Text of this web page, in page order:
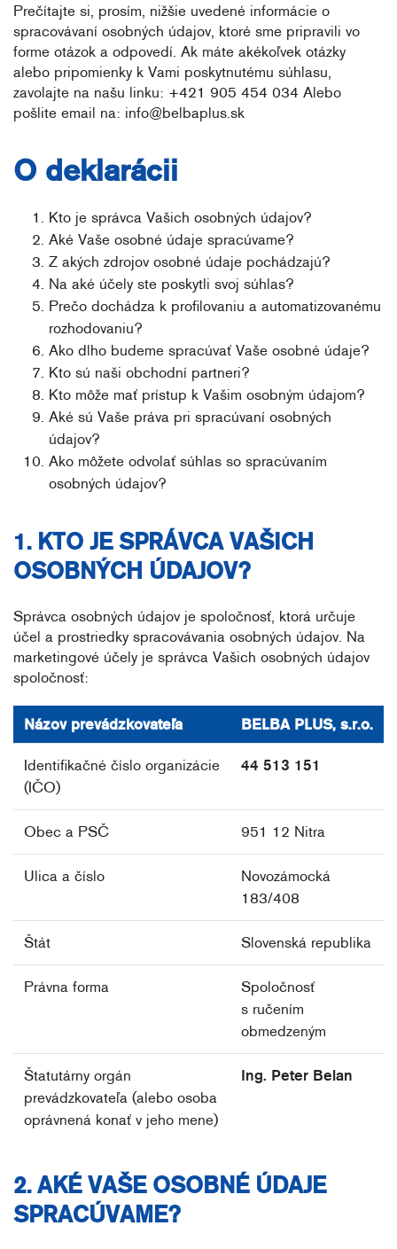
Prečítajte si, prosím, nižšie uvedené informácie o
spracovávaní osobných údajov, ktoré sme pripravili vo
forme otázok a odpovedí. Ak máte akékoľvek otázky
alebo pripomienky k Vami poskytnutému súhlasu,
zavolajte na našu linku: +421 905 454 034 Alebo
pošlite email na: info@belbaplus.sk
O deklarácii
Kto je správca Vašich osobných údajov?
Aké Vaše osobné údaje spracúvame?
Z akých zdrojov osobné údaje pochádzajú?
Na aké účely ste poskytli svoj súhlas?
Prečo dochádza k profilovaniu a automatizovanému
rozhodovaniu?
Ako dlho budeme spracúvať Vaše osobné údaje?
Kto sú naši obchodní partneri?
Kto môže mať prístup k Vašim osobným údajom?
Aké sú Vaše práva pri spracúvaní osobných
údajov?
Ako môžete odvolať súhlas so spracúvaním
osobných údajov?
1. KTO JE SPRÁVCA VAŠICH
OSOBNÝCH ÚDAJOV?
Správca osobných údajov je spoločnosť, ktorá určuje
účel a prostriedky spracovávania osobných údajov. Na
marketingové účely je správca Vašich osobných údajov
spoločnosť:
Názov prevádzkovateľa BELBA PLUS, s.r.o.
Identifikačné číslo organizácie
(IČO)
44 513 151
Obec a PSČ 951 12 Nitra
Ulica a číslo
Novozámocká
183/408
Štát Slovenská republika
Právna forma
Spoločnosť
s ručením
obmedzeným
Štatutárny orgán
prevádzkovateľa (alebo osoba
oprávnená konať v jeho mene)
Ing. Peter Belan
2. AKÉ VAŠE OSOBNÉ ÚDAJE
SPRACÚVAME?